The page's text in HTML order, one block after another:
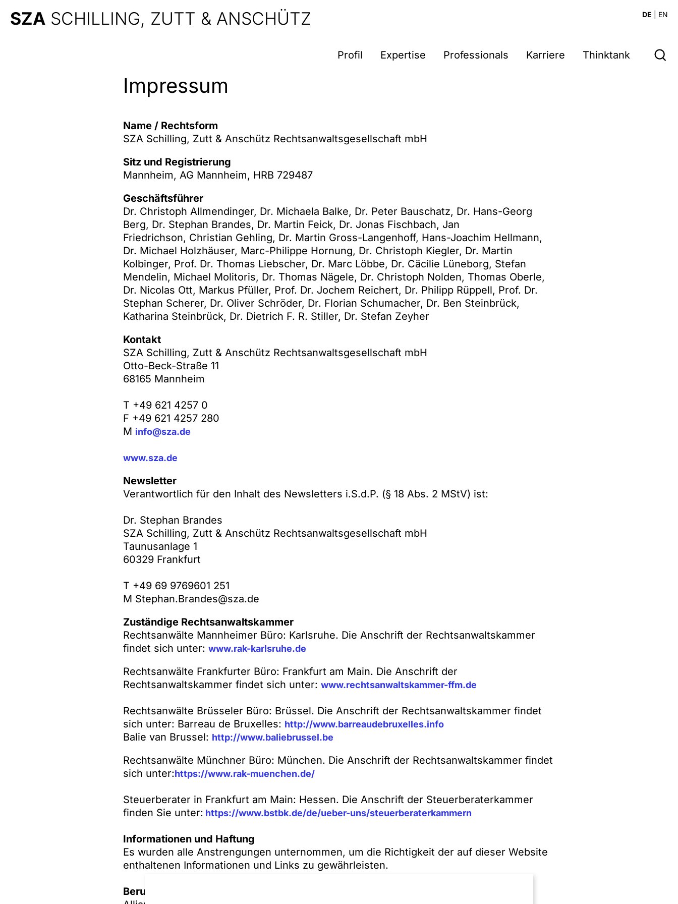
SZA SCHILLING, ZUTT & ANSCHÜTZ DE EN
Profil Expertise Professionals Karriere Thinktank
Impressum
Name / Rechtsform
SZA Schilling, Zutt & Anschütz Rechtsanwaltsgesellschaft mbH
Sitz und Registrierung
Mannheim, AG Mannheim, HRB 729487
Geschäftsführer
Dr. Christoph Allmendinger, Dr. Michaela Balke, Dr. Peter Bauschatz, Dr. Hans-Georg
Berg, Dr. Stephan Brandes, Dr. Martin Feick, Dr. Jonas Fischbach, Jan
Friedrichson, Christian Gehling, Dr. Martin Gross-Langenhoff, Hans-Joachim Hellmann,
Dr. Michael Holzhäuser, Marc-Philippe Hornung, Dr. Christoph Kiegler, Dr. Martin
Kolbinger, Prof. Dr. Thomas Liebscher, Dr. Marc Löbbe, Dr. Cäcilie Lüneborg, Stefan
Mendelin, Michael Molitoris, Dr. Thomas Nägele, Dr. Christoph Nolden, Thomas Oberle,
Dr. Nicolas Ott, Markus Pfüller, Prof. Dr. Jochem Reichert, Dr. Philipp Rüppell, Prof. Dr.
Stephan Scherer, Dr. Oliver Schröder, Dr. Florian Schumacher, Dr. Ben Steinbrück,
Katharina Steinbrück, Dr. Dietrich F. R. Stiller, Dr. Stefan Zeyher
Kontakt
SZA Schilling, Zutt & Anschütz Rechtsanwaltsgesellschaft mbH
Otto-Beck-Straße 11
68165 Mannheim
T +49 621 4257 0
F +49 621 4257 280
M info@sza.de
www.sza.de
Newsletter
Verantwortlich für den Inhalt des Newsletters i.S.d.P. (§ 18 Abs. 2 MStV) ist:
Dr. Stephan Brandes
SZA Schilling, Zutt & Anschütz Rechtsanwaltsgesellschaft mbH
Taunusanlage 1
60329 Frankfurt
T +49 69 9769601 251
M Stephan.Brandes@sza.de
Zuständige Rechtsanwaltskammer
Rechtsanwälte Mannheimer Büro: Karlsruhe. Die Anschrift der Rechtsanwaltskammer
findet sich unter: www.rak-karlsruhe.de
Rechtsanwälte Frankfurter Büro: Frankfurt am Main. Die Anschrift der
Rechtsanwaltskammer findet sich unter: www.rechtsanwaltskammer-ffm.de
Rechtsanwälte Brüsseler Büro: Brüssel. Die Anschrift der Rechtsanwaltskammer findet
sich unter: Barreau de Bruxelles: http://www.barreaudebruxelles.info
Balie van Brussel: http://www.baliebrussel.be
Rechtsanwälte Münchner Büro: München. Die Anschrift der Rechtsanwaltskammer findet
sich unter:https://www.rak-muenchen.de/
Steuerberater in Frankfurt am Main: Hessen. Die Anschrift der Steuerberaterkammer
finden Sie unter: https://www.bstbk.de/de/ueber-uns/steuerberaterkammern
Informationen und Haftung
Es wurden alle Anstrengungen unternommen, um die Richtigkeit der auf dieser Website
enthaltenen Informationen und Links zu gewährleisten.
Berufshaftpflichtversicherung